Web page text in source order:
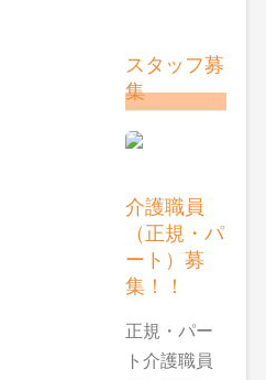
スタッフ募
集
介護職員
（正規・パ
ート）募
集！！
正規・パー
ト介護職員